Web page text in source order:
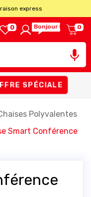
express
0 Bonjour ! 0

SPÉCIALE
Polyvalentes
Smart Conférence